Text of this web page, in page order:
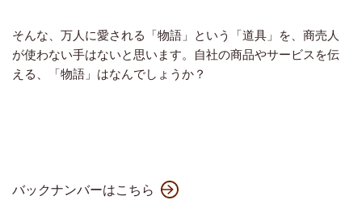
そんな、万人に愛される「物語」という「道具」を、商売人
が使わない手はないと思います。自社の商品やサービスを伝
える、「物語」はなんでしょうか？
バックナンバーはこちら